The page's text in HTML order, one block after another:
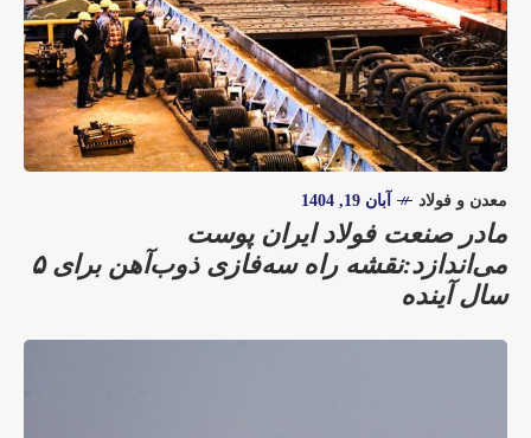
معدن و فولاد آبان 19, 1404
مادر صنعت فولاد ایران پوست
می‌اندازد:نقشه راه سه‌فازی ذوب‌آهن برای ۵
سال آینده